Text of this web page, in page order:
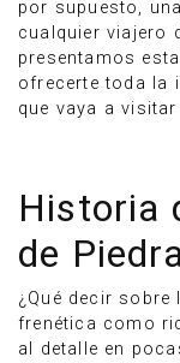
por supuesto,
cualquier viajero
presentamos
ofrecerte toda la
que vaya a
Historia
de
¿Qué decir
frenética como
al detalle en